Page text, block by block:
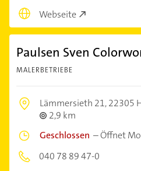
Webseite
Paulsen Sven
MALERBETRIEBE
Lämmersieth 21,22305
2,9 km
Geschlossen –Öffnet
040 78 89 47-0